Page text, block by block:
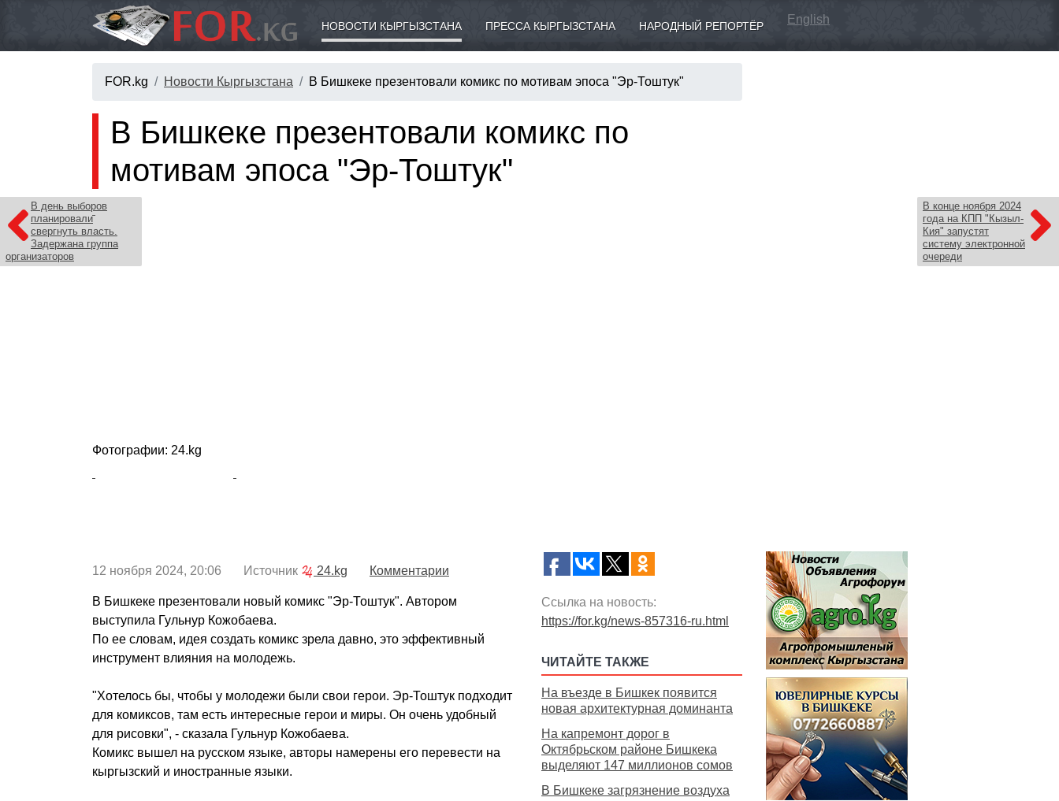
НОВОСТИ КЫРГЫЗСТАНА ПРЕССА КЫРГЫЗСТАНА НАРОДНЫЙ РЕПОРТЁР English
FOR.kg Новости Кыргызстана В Бишкеке презентовали комикс по мотивам эпоса "Эр-Тоштук"
В день выборов
планировали
свергнуть власть.
Задержана группа
организаторов
В конце ноября 2024
года на КПП "Кызыл-
Кия" запустят
систему электронной
очереди
В Бишкеке презентовали комикс по
мотивам эпоса "Эр-Тоштук"
Фотографии: 24.kg
12 ноября 2024, 20:06 Источник 24.kg Комментарии
В Бишкеке презентовали новый комикс "Эр-Тоштук". Автором
выступила Гульнур Кожобаева.
По ее словам, идея создать комикс зрела давно, это эффективный
инструмент влияния на молодежь.
"Хотелось бы, чтобы у молодежи были свои герои. Эр-Тоштук подходит
для комиксов, там есть интересные герои и миры. Он очень удобный
для рисовки", - сказала Гульнур Кожобаева.
Комикс вышел на русском языке, авторы намерены его перевести на
кыргызский и иностранные языки.
Ссылка на новость:
https://for.kg/news-857316-ru.html
ЧИТАЙТЕ ТАКЖЕ
На въезде в Бишкек появится
новая архитектурная доминанта
На капремонт дорог в
Октябрьском районе Бишкека
выделяют 147 миллионов сомов
В Бишкеке загрязнение воздуха